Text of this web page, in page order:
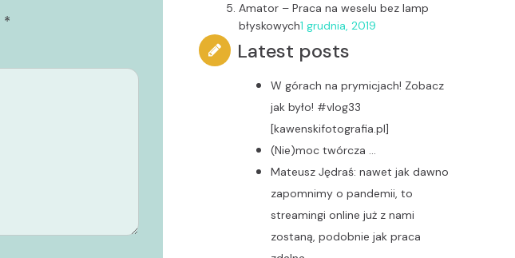
*
Amator –Praca na weselu bez lamp
błyskowych1 grudnia, 2019
Latest posts
W górach na prymicjach! Zobacz
jak było! #vlog33
[kawenskifotografia.pl]
(Nie)moc twórcza …
Mateusz Jędraś: nawet jak dawno
zapomnimy o pandemii, to
streamingi online już z nami
zostaną, podobnie jak praca